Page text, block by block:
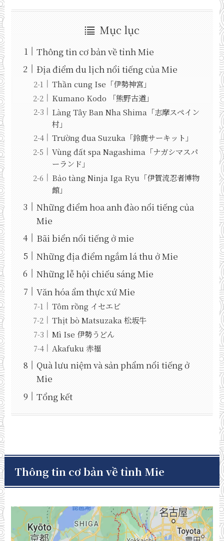
Mục lục
Thông tin cơ bản về tỉnh Mie
Địa điểm du lịch nổi tiếng của Mie
Thần cung Ise「伊勢神宮」
Kumano Kodo 「熊野古道」
Làng Tây Ban Nha Shima「志摩スペイン
村」
Trường đua Suzuka「鈴鹿サーキット」
Vùng đất spa Nagashima「ナガシマスパ
ーランド」
Bảo tàng Ninja Iga Ryu「伊賀流忍者博物
館」
Những điểm hoa anh đào nổi tiếng của
Mie
Bãi biển nổi tiếng ở mie
Những địa điểm ngắm lá thu ở Mie
Những lễ hội chiếu sáng Mie
Văn hóa ẩm thực xứ Mie
Tôm rồng イセエビ
Thịt bò Matsuzaka 松坂牛
Mì Ise 伊勢うどん
Akafuku 赤福
Quà lưu niệm và sản phẩm nổi tiếng ở
Mie
Tổng kết
Thông tin cơ bản về tỉnh Mie